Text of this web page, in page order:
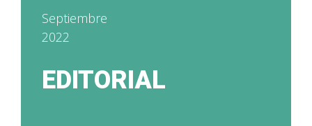
Septiembre
2022
EDITORIAL